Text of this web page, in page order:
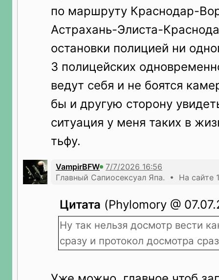
по маршруту Краснодар-
Астрахань-Элиста-
остановки полицией ни
3 полицейских
ведут себя и не боятся
бы и другую сторону
ситуация у меня таких в
тьфу.
VampirBFW
Главный Сапиосексуал Япа. • На сайте
Цитата (Phylomory @
Ну так нельзя досмотр вести
сразу и протокол досмотра